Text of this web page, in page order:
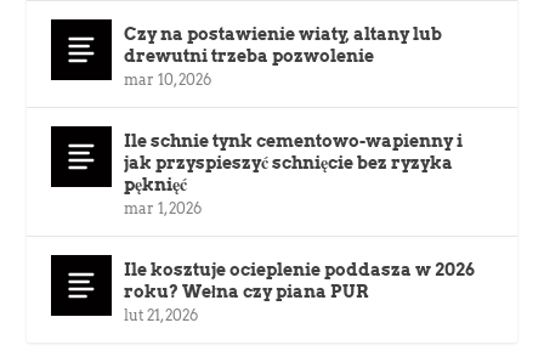
Czy na postawienie wiaty, altany lub
drewutni trzeba pozwolenie
mar 10, 2026
Ile schnie tynk cementowo-wapienny i
jak przyspieszyć schnięcie bez ryzyka
pęknięć
mar 1, 2026
Ile kosztuje ocieplenie poddasza w 2026
roku? Wełna czy piana PUR
lut 21, 2026